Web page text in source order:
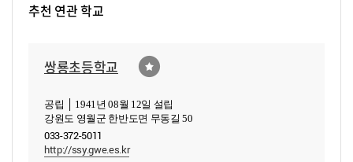
추천 연관 학교
쌍룡초등학교
공립 │ 1941년 08월 12일 설립
강원도 영월군 한반도면 무동길 50
033-372-5011
http://ssy.gwe.es.kr